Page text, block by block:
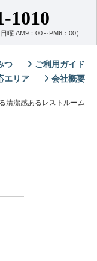
1010
曜 AM9：00～PM6：00）
つ
ご利用ガイド
エリア 会社概要
清潔感あるレストルーム